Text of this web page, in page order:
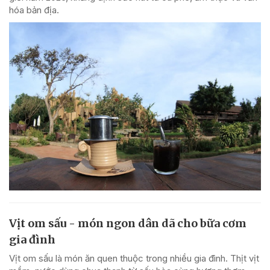
hóa bản địa.
Vịt om sấu - món ngon dân dã cho bữa cơm
gia đình
Vịt om sấu là món ăn quen thuộc trong nhiều gia đình. Thịt vịt